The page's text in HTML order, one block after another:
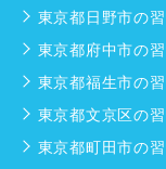
東京都日野市の
東京都府中市の
東京都福生市の
東京都文京区の
東京都町田市の